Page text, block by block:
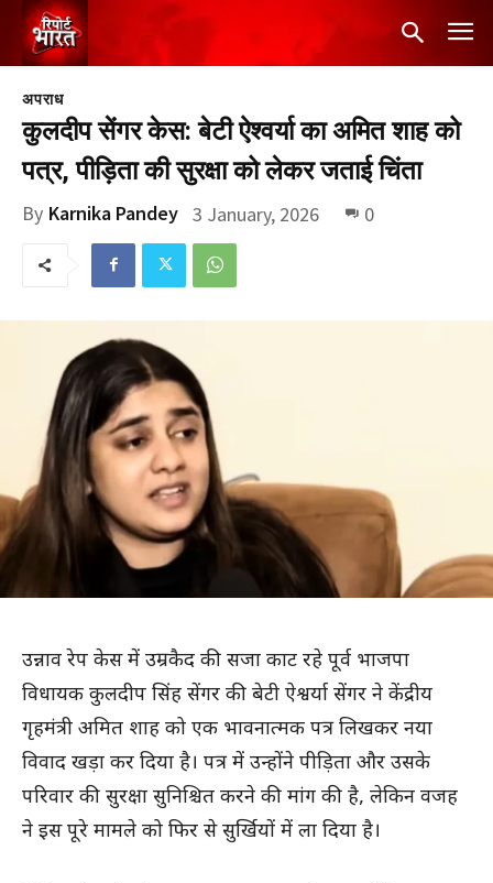
अपराध
कुलदीप सेंगर केस: बेटी ऐश्वर्या का अमित शाह को
पत्र, पीड़िता की सुरक्षा को लेकर जताई चिंता
By Karnika Pandey 3 January, 2026 0
उन्नाव रेप केस में उम्रकैद की सजा काट रहे पूर्व भाजपा
विधायक कुलदीप सिंह सेंगर की बेटी ऐश्वर्या सेंगर ने केंद्रीय
गृहमंत्री अमित शाह को एक भावनात्मक पत्र लिखकर नया
विवाद खड़ा कर दिया है। पत्र में उन्होंने पीड़िता और उसके
परिवार की सुरक्षा सुनिश्चित करने की मांग की है, लेकिन वजह
ने इस पूरे मामले को फिर से सुर्खियों में ला दिया है।